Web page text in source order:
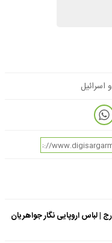
اروپایی نگار جواهریان